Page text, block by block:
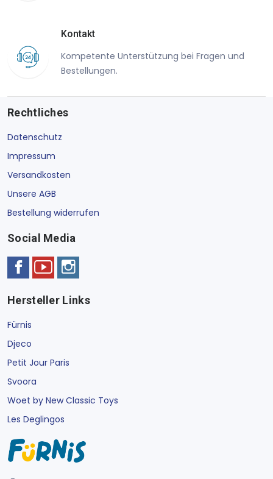
Kontakt
Kompetente Unterstützung bei Fragen und
Bestellungen.
Rechtliches
Datenschutz
Impressum
Versandkosten
Unsere AGB
Bestellung widerrufen
Social Media
Hersteller Links
Fürnis
Djeco
Petit Jour Paris
Svoora
Woet by New Classic Toys
Les Deglingos